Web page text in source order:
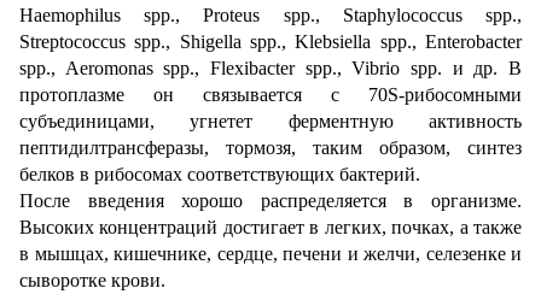
Haemophilus spp., Proteus spp., Staphylococcus spp.,
Streptococcus spp., Shigella spp., Klebsiella spp., Enterobacter
spp., Aeromonas spp., Flexibacter spp., Vibrio spp. и др. В
протоплазме он связывается с 70S-рибосомными
субъединицами, угнетет ферментную активность
пептидилтрансферазы, тормозя, таким образом, синтез
белков в рибосомах соответствующих бактерий.
После введения хорошо распределяется в организме.
Высоких концентраций достигает в легких, почках, а также
в мышцах, кишечнике, сердце, печени и желчи, селезенке и
сыворотке крови.